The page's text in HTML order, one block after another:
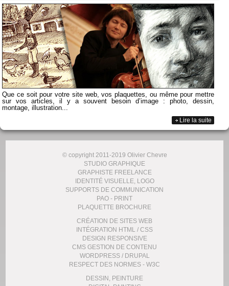
Que ce soit pour votre site web, vos plaquettes, ou même pour mettre
sur vos articles, il y a souvent besoin d’image : photo, dessin,
montage, illustration...
Lire la suite
© copyright 2011-2019 Olivier Chevre
STUDIO GRAPHIQUE
GRAPHISTE FREELANCE
IDENTITÉ VISUELLE, LOGO
SUPPORTS DE COMMUNICATION
PAO - PRINT
PLAQUETTE BROCHURE
CRÉATION DE SITES WEB
INTÉGRATION HTML / CSS
DESIGN RESPONSIVE
CMS GESTION DE CONTENU
WORDPRESS / DRUPAL
RESPECT DES NORMES - W3C
DESSIN, PEINTURE